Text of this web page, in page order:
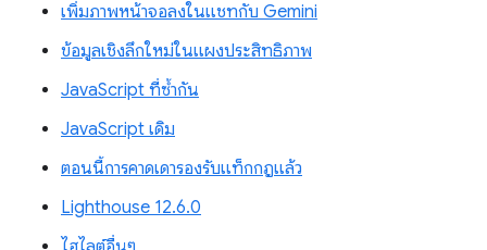
เพิ่มภาพหน้าจอลงในแชทกับ Gemini
ข้อมูลเชิงลึกใหม่ในแผงประสิทธิภาพ
JavaScript ที่ซ้ำกัน
JavaScript เดิม
ตอนนี้การคาดเดารองรับแท็กกฎแล้ว
Lighthouse 12.6.0